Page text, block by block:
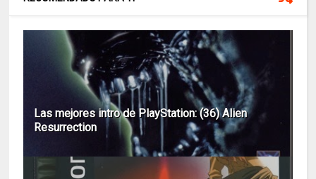
Las mejores intro de PlayStation: (36) Alien
Resurrection